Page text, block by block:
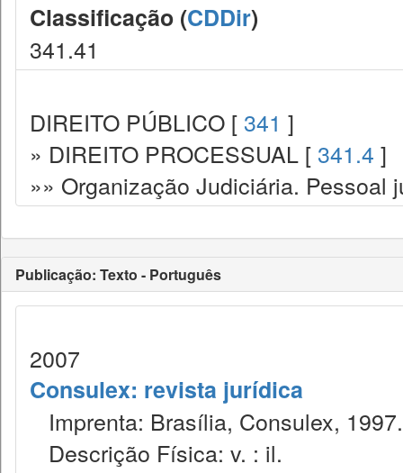
Classificação (CDDir)
341.41
DIREITO PÚBLICO [ 341 ]
» DIREITO PROCESSUAL [ 341.4 ]
»» Organização Judiciária. Pessoal
Publicação: Texto - Português
2007
Consulex: revista jurídica
Imprenta: Brasília, Consulex, 1997.
Descrição Física: v. : il.